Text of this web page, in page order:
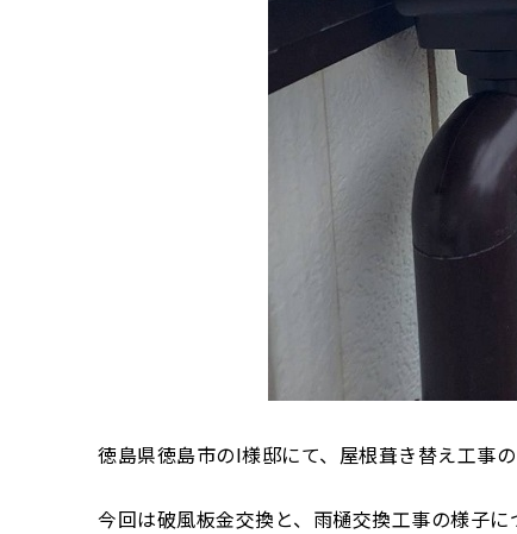
徳島県徳島市のI様邸にて、屋根葺き替え工事
今回は破風板金交換と、雨樋交換工事の様子に